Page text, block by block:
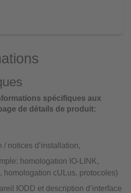
spécifiques aux
de détails de produit:
/ notices d’installation,
homologation IO-LINK,
homologation cULus, protocoles)
IODD et description d’interface